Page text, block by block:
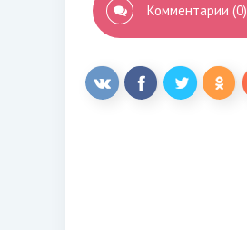
Комментарии (0)